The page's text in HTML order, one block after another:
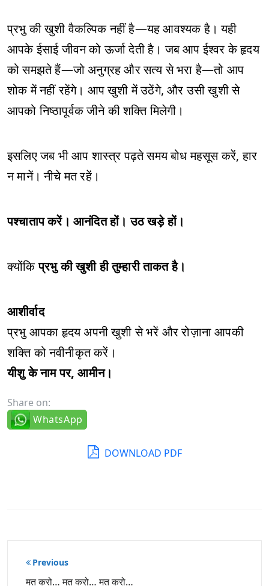
प्रभु की खुशी वैकल्पिक नहीं है—यह आवश्यक है। यही
आपके ईसाई जीवन को ऊर्जा देती है। जब आप ईश्वर के हृदय
को समझते हैं—जो अनुग्रह और सत्य से भरा है—तो आप
शोक में नहीं रहेंगे। आप खुशी में उठेंगे, और उसी खुशी से
आपको निष्ठापूर्वक जीने की शक्ति मिलेगी।
इसलिए जब भी आप शास्त्र पढ़ते समय बोध महसूस करें, हार
न मानें। नीचे मत रहें।
पश्चाताप करें। आनंदित हों। उठ खड़े हों।
क्योंकिप्रभु की खुशी ही तुम्हारी ताकत है।
आशीर्वाद
प्रभु आपका हृदय अपनी खुशी से भरें और रोज़ाना आपकी
शक्ति को नवीनीकृत करें।
यीशु के नाम पर, आमीन।
Share on:
WhatsApp
DOWNLOAD PDF
पोस्ट
नेविगेशन
Previous
मत करो… मत करो… मत करो…